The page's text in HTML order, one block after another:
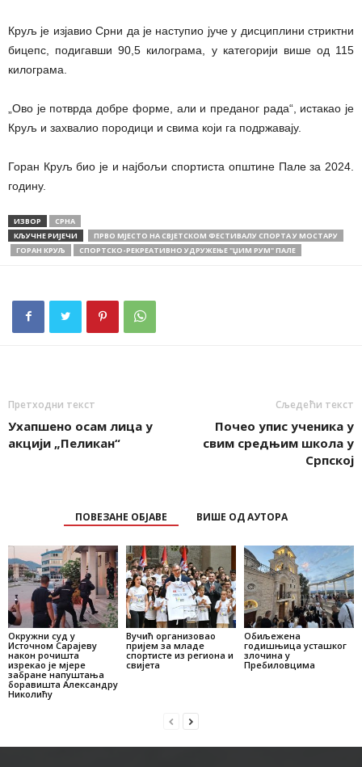
Круљ је изјавио Срни да је наступио јуче у дисциплини стриктни
бицепс, подигавши 90,5 килограма, у категорији више од 115
килограма.
„Ово је потврда добре форме, али и преданог рада“, истакао је
Круљ и захвалио породици и свима који га подржавају.
Горан Круљ био је и најбољи спортиста општине Пале за 2024.
годину.
ИЗВОР
СРНА
КЉУЧНЕ РИЈЕЧИ
ПРВО МЈЕСТО НА СВЈЕТСКОМ ФЕСТИВАЛУ СПОРТА У МОСТАРУ
ГОРАН КРУЉ
СПОРТСКО-РЕКРЕАТИВНО УДРУЖЕЊЕ "ЏИМ РУМ" ПАЛЕ
Претходни текст
Ухапшено осам лица у
акцији „Пеликан“
Сљедећи текст
Почео упис ученика у
свим средњим школа у
Српској
ПОВЕЗАНЕ ОБЈАВЕ ВИШЕ ОД АУТОРА
Окружни суд у
Источном Сарајеву
након рочишта
изрекао je мјере
забране напуштања
боравишта Александру
Николићу
Вучић организовао
пријем за младе
спортисте из региона и
свијета
Обиљежена
годишњица усташког
злочина у
Пребиловцима